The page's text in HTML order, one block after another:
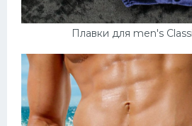
Плавки для men's